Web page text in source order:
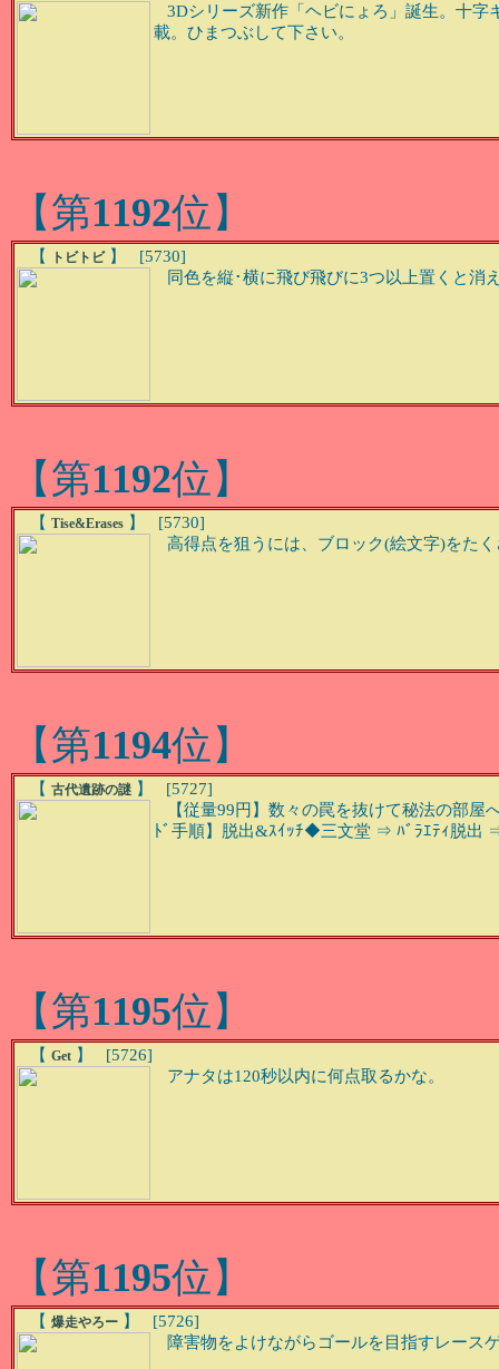
3Dシリーズ新作「ヘビにょろ」誕生。十字
載。ひまつぶして下さい。
【第1192位】
【 トビトビ】 [5730]
同色を縦･横に飛び飛びに3つ以上置くと消
【第1192位】
【 Tise&Erases 】 [5730]
高得点を狙うには、ブロック(絵文字)をた
【第1194位】
【 古代遺跡の謎 】 [5727]
【従量99円】数々の罠を抜けて秘法の部屋
ﾄﾞ手順】脱出&ｽｲｯﾁ◆三文堂 ⇒ ﾊﾞﾗｴﾃｨ脱出
【第1195位】
【 Get 】 [5726]
アナタは120秒以内に何点取るかな。
【第1195位】
【 爆走やろー 】 [5726]
障害物をよけながらゴールを目指すレース